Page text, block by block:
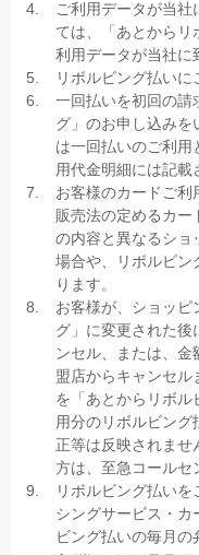
ご利用データが当社
ては、「あとからリ
利用データが当社に
リボルビング払いに
一回払いを初回の請
グ」のお申し込みを
は一回払いのご利用
用代金明細には記載
お客様のカードご利
販売法の定めるカー
の内容と異なるショ
場合や、リボルビン
ります。
お客様が、ショッピ
グ」に変更された後
ンセル、または、
盟店からキャンセル
を「あとからリボル
用分のリボルビング
正等は反映されませ
方は、至急コールセ
リボルビング払い
シングサービス・カ
ビング払いの毎月